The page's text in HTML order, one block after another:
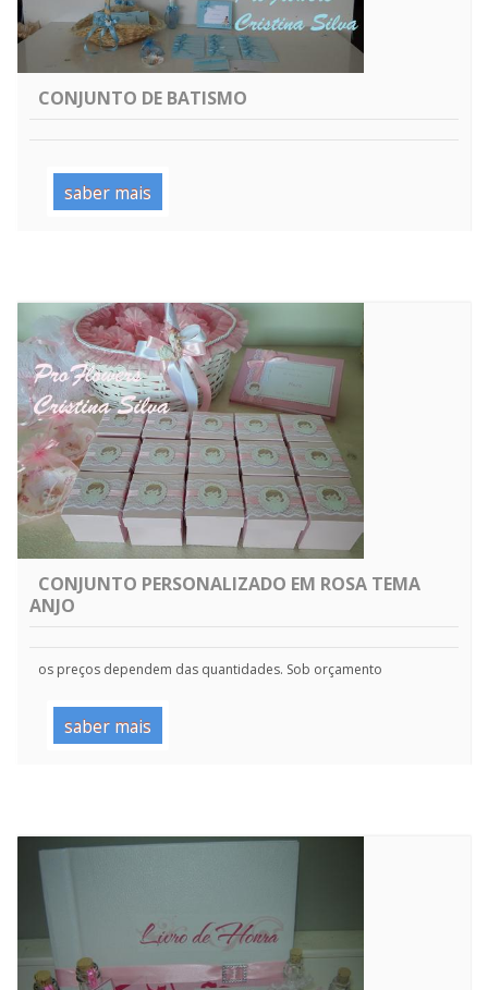
CONJUNTO DE BATISMO
saber mais
CONJUNTO PERSONALIZADO EM ROSA TEMA
ANJO
os preços dependem das quantidades. Sob orçamento
saber mais